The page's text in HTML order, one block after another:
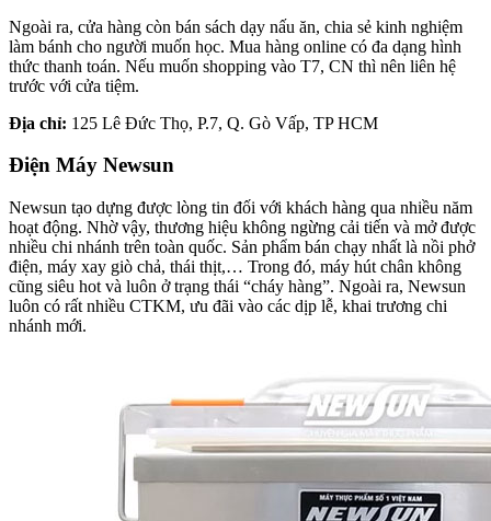
Ngoài ra, cửa hàng còn bán sách dạy nấu ăn, chia sẻ kinh nghiệm
làm bánh cho người muốn học. Mua hàng online có đa dạng hình
thức thanh toán. Nếu muốn shopping vào T7, CN thì nên liên hệ
trước với cửa tiệm.
Địa chỉ: 125 Lê Đức Thọ, P.7, Q. Gò Vấp, TP HCM
Điện Máy Newsun
Newsun tạo dựng được lòng tin đối với khách hàng qua nhiều năm
hoạt động. Nhờ vậy, thương hiệu không ngừng cải tiến và mở được
nhiều chi nhánh trên toàn quốc. Sản phẩm bán chạy nhất là nồi phở
điện, máy xay giò chả, thái thịt,… Trong đó, máy hút chân không
cũng siêu hot và luôn ở trạng thái “cháy hàng”. Ngoài ra, Newsun
luôn có rất nhiều CTKM, ưu đãi vào các dịp lễ, khai trương chi
nhánh mới.